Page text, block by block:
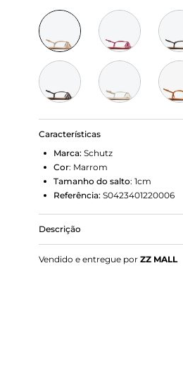
Características
Marca: Schutz
Cor: Marrom
Tamanho do salto: 1cm
Referência: S0423401220006
Descrição
Sandália Schutz Rasteira
Vendido e entregue por ZZ MALL